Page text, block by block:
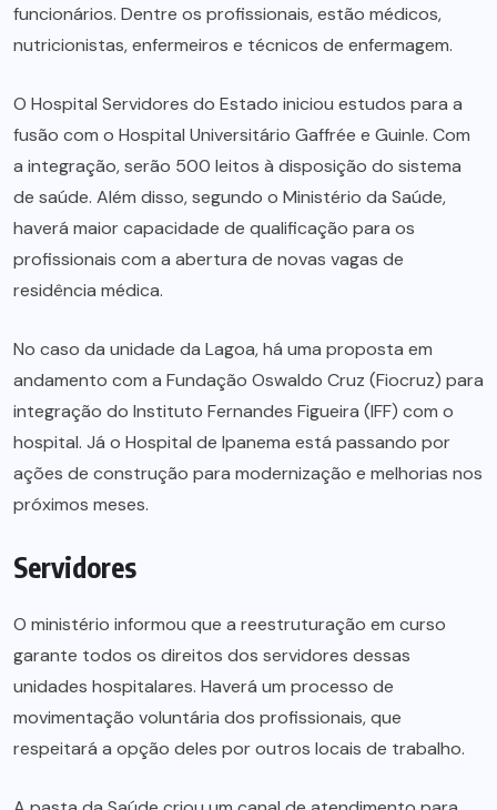
funcionários. Dentre os profissionais, estão médicos,
nutricionistas, enfermeiros e técnicos de enfermagem.
O Hospital Servidores do Estado iniciou estudos para a
fusão com o Hospital Universitário Gaffrée e Guinle. Com
a integração, serão 500 leitos à disposição do sistema
de saúde. Além disso, segundo o Ministério da Saúde,
haverá maior capacidade de qualificação para os
profissionais com a abertura de novas vagas de
residência médica.
No caso da unidade da Lagoa, há uma proposta em
andamento com a Fundação Oswaldo Cruz (Fiocruz) para
integração do Instituto Fernandes Figueira (IFF) com o
hospital. Já o Hospital de Ipanema está passando por
ações de construção para modernização e melhorias nos
próximos meses.
Servidores
O ministério informou que a reestruturação em curso
garante todos os direitos dos servidores dessas
unidades hospitalares. Haverá um processo de
movimentação voluntária dos profissionais, que
respeitará a opção deles por outros locais de trabalho.